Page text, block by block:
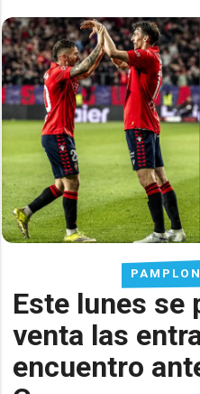
Este lunes se
venta las
encuentro